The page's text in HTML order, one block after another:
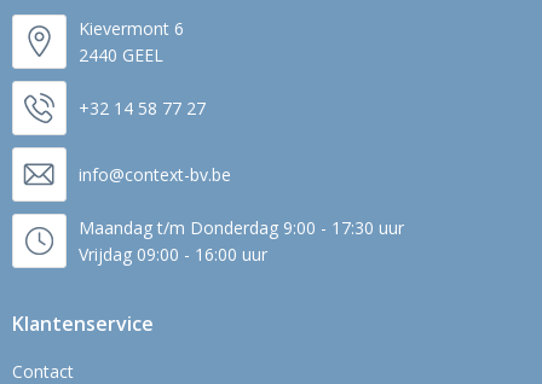
Kievermont 6
2440 GEEL
+32 14 58 77 27
info@context-bv.be
Maandag t/m Donderdag 9:00 - 17:30 uur
Vrijdag 09:00 - 16:00 uur
Klantenservice
Contact